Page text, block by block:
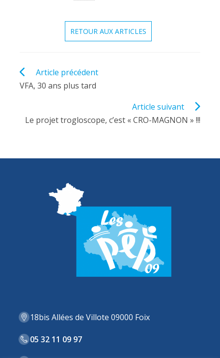
RETOUR AUX ARTICLES
Read
more
articles
Article précédent
VFA, 30 ans plus tard
Article suivant
Le projet trogloscope, c’est « CRO-MAGNON » !!!
18bis Allées de Villote 09000 Foix
05 32 11 09 97